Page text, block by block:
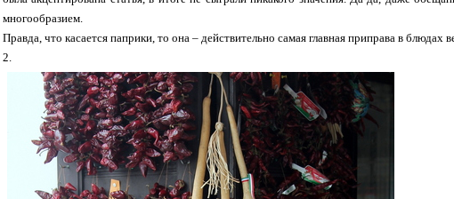
многообразием.
Правда, что касается паприки, то она – действительно самая главная приправа в блюдах
2.